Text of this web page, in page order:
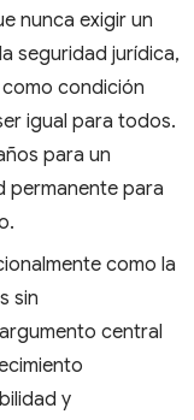
nunca exigir un
seguridad jurídica,
condición
igual para todos.
para un
permanente para
como la
sin
central
y